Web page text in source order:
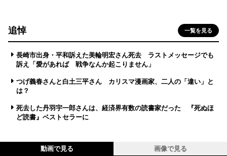
追悼 一覧を見る
長崎市出身・平和訴えた美輪明宏さん死去 ラストメッセージでも
訴え「愛があれば 戦争なんか起こりません」
つげ義春さんと白土三平さん カリスマ漫画家、二人の「違い」と
は？
死去した丹羽宇一郎さんは、経済界有数の読書家だった 『死ぬほ
ど読書』ベストセラーに
動画で見る 画像で見る